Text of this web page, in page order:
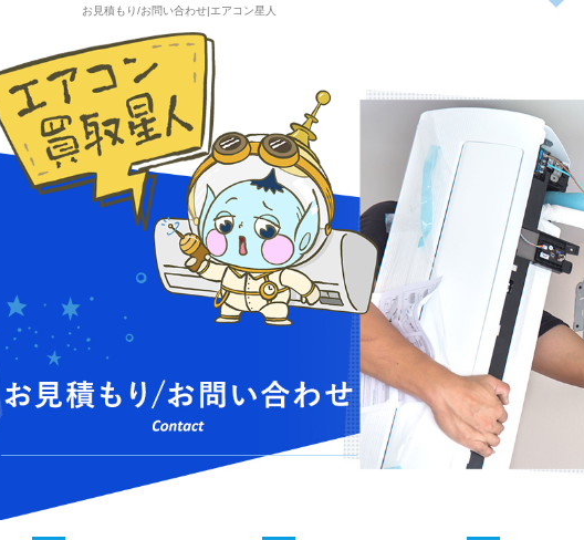
お見積もり/お問い合わせ|エアコン星人